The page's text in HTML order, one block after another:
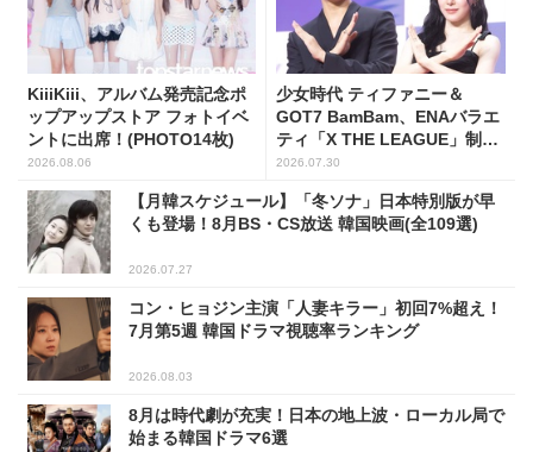
KiiiKiii、アルバム発売記念ポ
ップアップストア フォトイベ
ントに出席！(PHOTO14枚)
2026.08.06
少女時代 ティファニー＆
GOT7 BamBam、ENAバラエ
ティ「X THE LEAGUE」制作
発表会に出席！(PHOTO11枚)
2026.07.30
【月韓スケジュール】「冬ソナ」日本特別版が早
くも登場！8月BS・CS放送 韓国映画(全109選)
2026.07.27
コン・ヒョジン主演「人妻キラー」初回7%超え！
7月第5週 韓国ドラマ視聴率ランキング
2026.08.03
8月は時代劇が充実！日本の地上波・ローカル局で
始まる韓国ドラマ6選